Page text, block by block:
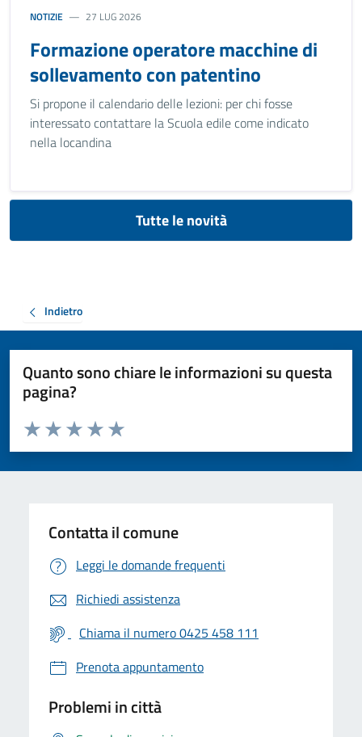
NOTIZIE 27 LUG 2026
Formazione operatore macchine di
sollevamento con patentino
Si propone il calendario delle lezioni: per chi fosse
interessato contattare la Scuola edile come indicato
nella locandina
Tutte le novità
Indietro
Quanto sono chiare le informazioni su questa
pagina?
Valuta da 1 a 5 stelle la pagina
Valuta 5 stelle su 5
Valuta 4 stelle su 5
Valuta 3 stelle su 5
Valuta 2 stelle su 5
Valuta 1 stelle su 5
Contatta il comune
Leggi le domande frequenti
Richiedi assistenza
Chiama il numero 0425 458 111
Prenota appuntamento
Problemi in città